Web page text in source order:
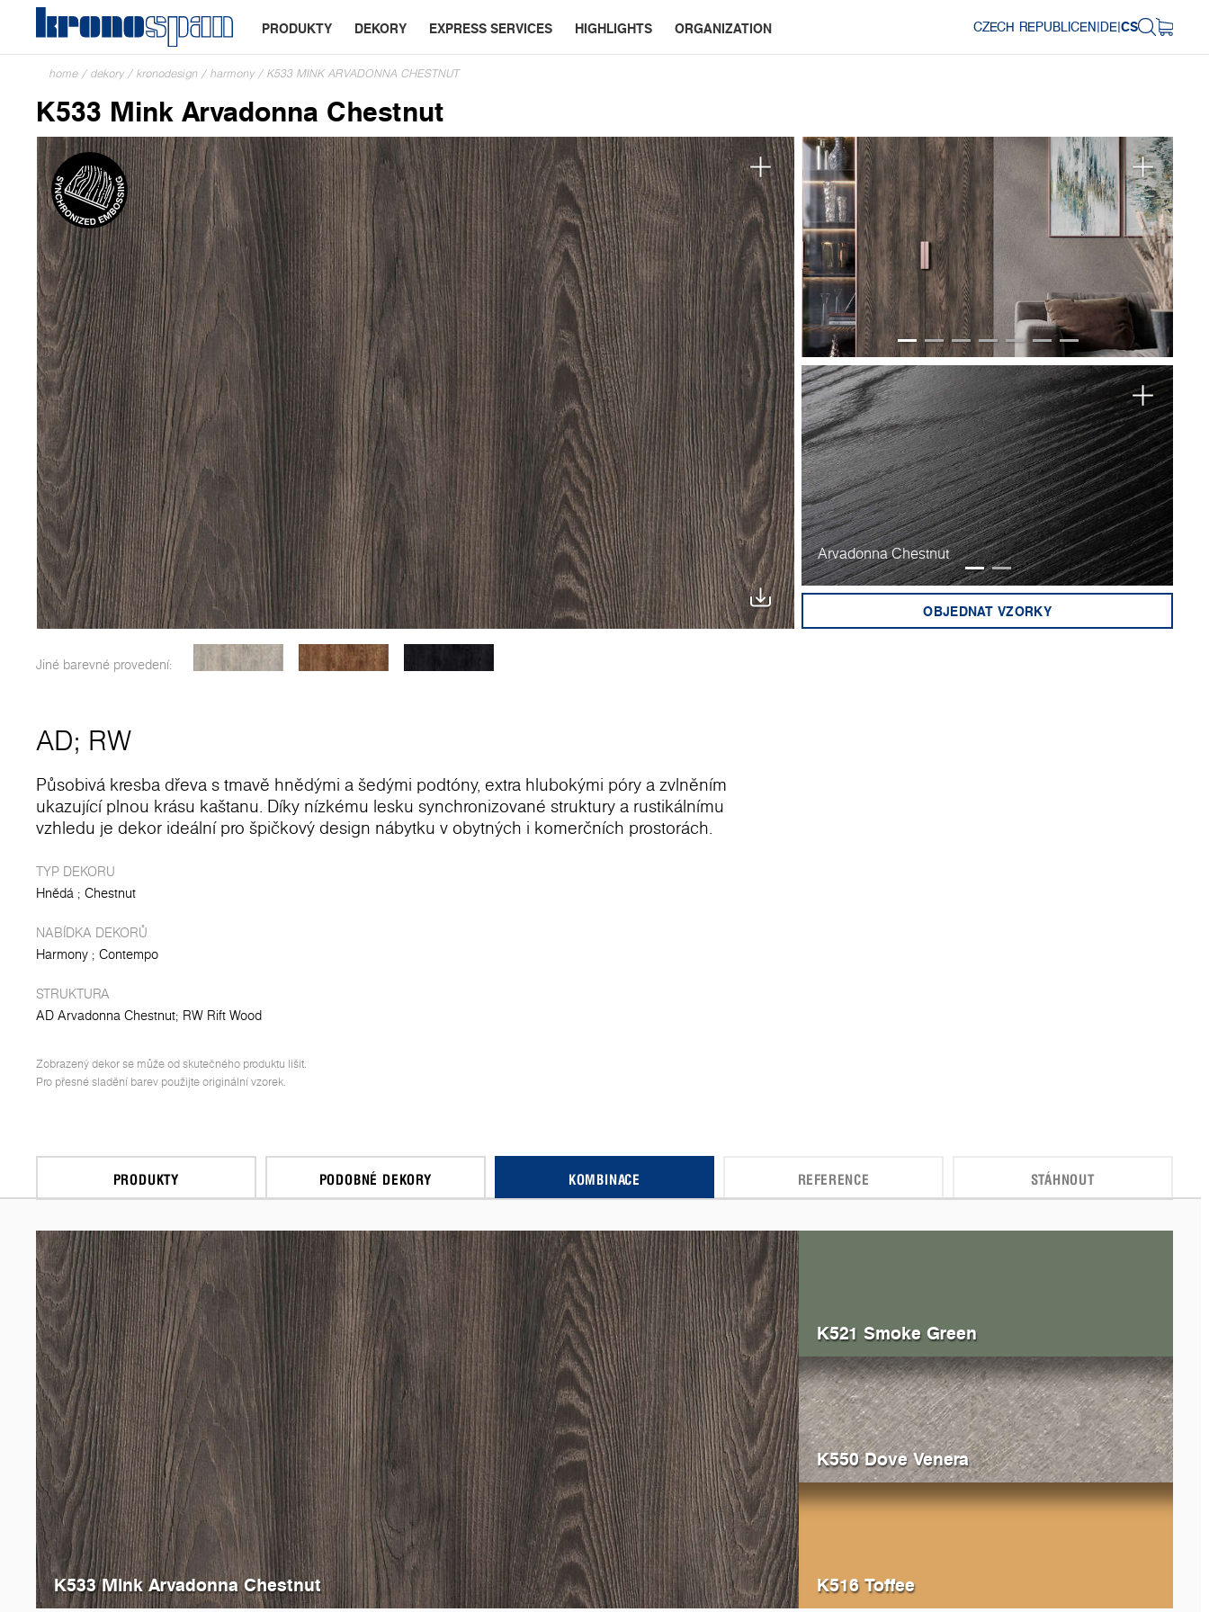
PRODUKTY DEKORY EXPRESS SERVICES HIGHLIGHTS ORGANIZATION CZECH REPUBLICEN|DE|CS
home / dekory / kronodesign / harmony / K533 MINK ARVADONNA CHESTNUT
K533 Mink Arvadonna Chestnut
Arvadonna Chestnut
OBJEDNAT VZORKY
Jiné barevné provedení:
AD; RW
Působivá kresba dřeva s tmavě hnědými a šedými podtóny, extra hlubokými póry a zvlněním
ukazující plnou krásu kaštanu. Díky nízkému lesku synchronizované struktury a rustikálnímu
vzhledu je dekor ideální pro špičkový design nábytku v obytných i komerčních prostorách.
TYP DEKORU
Hnědá Chestnut
NABÍDKA DEKORŮ
Harmony Contempo
STRUKTURA
AD Arvadonna Chestnut RW Rift Wood
Zobrazený dekor se může od skutečného produktu lišit.
Pro přesné sladění barev použijte originální vzorek.
PRODUKTY PODOBNÉ DEKORY KOMBINACE REFERENCE STÁHNOUT
K533 Mink Arvadonna Chestnut
K521 Smoke Green
K550 Dove Venera
K516 Toffee